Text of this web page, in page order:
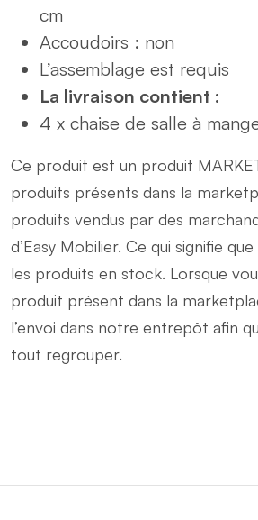
cm
Accoudoirs : non
L’assemblage est requis
La livraison contient :
4 x chaise de salle à
Ce produit est un produit
produits présents dans la
produits vendus par des
d’Easy Mobilier. Ce qui signifie
les produits en stock. Lorsque
produit présent dans la
l’envoi dans notre entrepôt afin
tout regrouper.